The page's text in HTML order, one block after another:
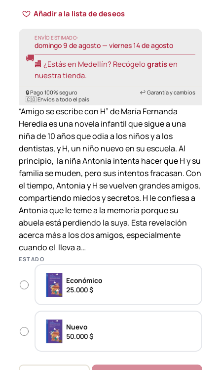
c
r
a
:
2
5
.
0
0
0
$
h
r
u
5
0
Añadir a la lista de deseos
🚚
ENVÍO ESTIMADO:
domingo 9 de agosto — viernes 14 de agosto
🏬 ¿Estás en Medellín? Recógelo gratisen
nuestra tienda.
🔒 Pago 100% seguro
↩️ Garantía y cambios
🇨🇴 Envíos a todo el país
“Amigo se escribe con H” de María Fernanda
Heredia es una novela infantil que sigue a una
niña de 10 años que odia a los niños y a los
dentistas, y H, un niño nuevo en su escuela. Al
principio, la niña Antonia intenta hacer que H y su
familia se muden, pero sus intentos fracasan. Con
el tiempo, Antonia y H se vuelven grandes amigos,
compartiendo miedos y secretos. H le confiesa a
Antonia que le teme a la memoria porque su
abuela está perdiendo la suya. Esta revelación
acerca más a los dos amigos, especialmente
cuando el lleva a…
ESTADO
Económico
25.000 $
Nuevo
50.000 $